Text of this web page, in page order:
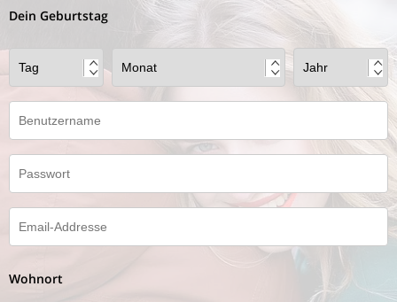
Dein Geburtstag
Wohnort